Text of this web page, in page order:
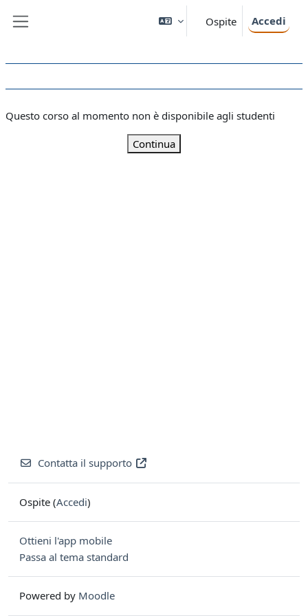
Ospite Accedi
Questo corso al momento non è disponibile agli studenti
Continua
Contatta il supporto
Ospite (Accedi)
Ottieni l'app mobile
Passa al tema standard
Powered by Moodle